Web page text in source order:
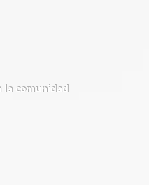
la comunidad